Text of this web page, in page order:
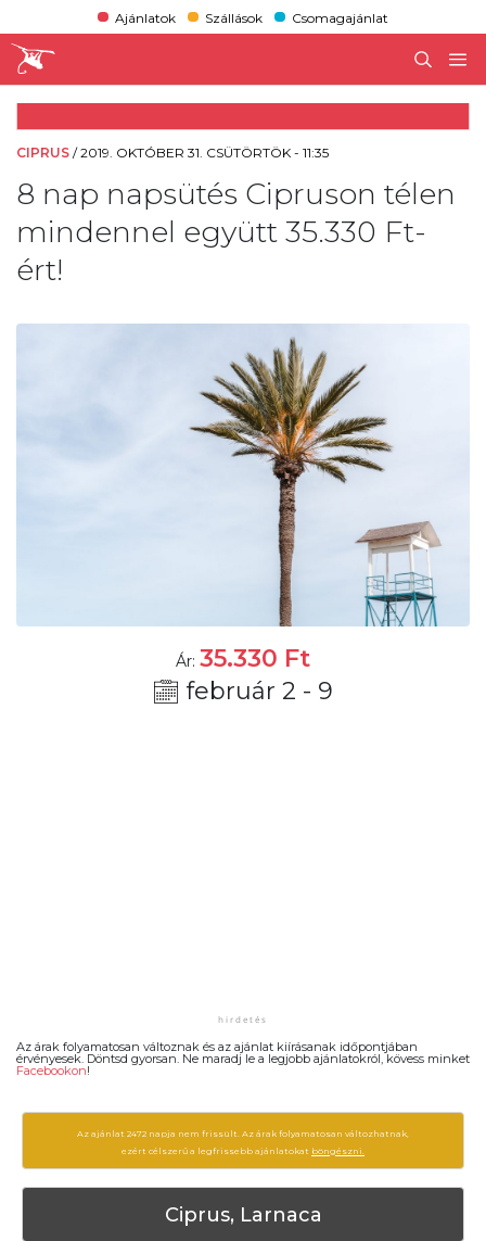
Ajánlatok Szállások Csomagajánlat
CIPRUS /2019. OKTÓBER 31. CSÜTÖRTÖK - 11:35
8 nap napsütés Cipruson télen
mindennel együtt 35.330 Ft-
ért!
Ár: 35.330 Ft
február 2 - 9
Az árak folyamatosan változnak és az ajánlat kiírásanak időpontjában
érvényesek. Döntsd gyorsan. Ne maradj le a legjobb ajánlatokról, kövess minket
Facebookon!
Az ajánlat 2472 napja nem frissült. Az árak folyamatosan változhatnak,
ezért célszerű a legfrissebb ajánlatokat böngészni.
Ciprus, Larnaca